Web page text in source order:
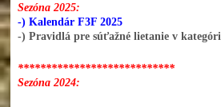
Sezóna 2025:
-) Kalendár F3F 2025
-) Pravidlá pre súťažné lietanie v
****************************
Sezóna 2024: